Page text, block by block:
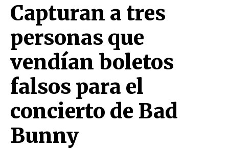
Capturan a tres
personas que
vendían boletos
falsos para el
concierto de Bad
Bunny